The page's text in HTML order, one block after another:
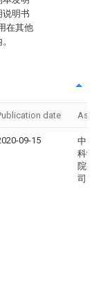
说明书
在其他
date
09-15
中国
科学
院有
司